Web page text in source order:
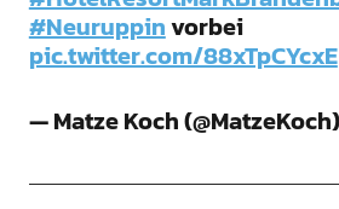
#Neuruppinvorbei
pic.twitter.com/88xTpCYcxE
— Matze Koch